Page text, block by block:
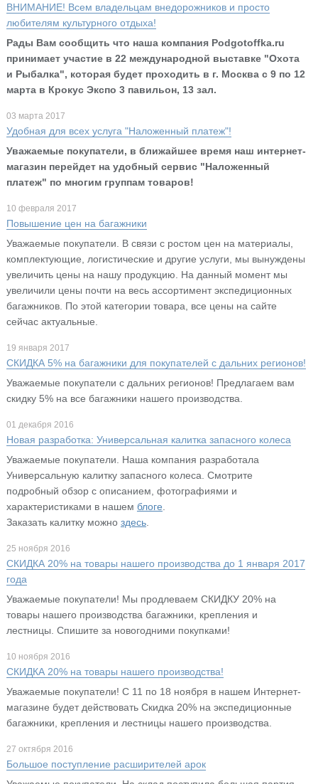
ВНИМАНИЕ! Всем владельцам внедорожников и просто
любителям культурного отдыха!
Рады Вам сообщить что наша компания Podgotoffka.ru
принимает участие в 22 международной выставке "Охота
и Рыбалка", которая будет проходить в г. Москва с 9 по 12
марта в Крокус Экспо 3 павильон, 13 зал.
03 марта 2017
Удобная для всех услуга "Наложенный платеж"!
Уважаемые покупатели, в ближайшее время наш интернет-
магазин перейдет на удобный сервис "Наложенный
платеж" по многим группам товаров!
10 февраля 2017
Повышение цен на багажники
Уважаемые покупатели. В связи с ростом цен на материалы,
комплектующие, логистические и другие услуги, мы вынуждены
увеличить цены на нашу продукцию. На данный момент мы
увеличили цены почти на весь ассортимент экспедиционных
багажников. По этой категории товара, все цены на сайте
сейчас актуальные.
19 января 2017
СКИДКА 5% на багажники для покупателей с дальних регионов!
Уважаемые покупатели с дальних регионов! Предлагаем вам
скидку 5% на все багажники нашего производства.
01 декабря 2016
Новая разработка: Универсальная калитка запасного колеса
Уважаемые покупатели. Наша компания разработала
Универсальную калитку запасного колеса. Смотрите
подробный обзор с описанием, фотографиями и
характеристиками в нашем блоге
Заказать калитку можно здесь.
25 ноября 2016
СКИДКА 20% на товары нашего производства до 1 января 2017
года
Уважаемые покупатели! Мы продлеваем СКИДКУ 20% на
товары нашего производства багажники, крепления и
лестницы. Спишите за новогодними покупками!
10 ноября 2016
СКИДКА 20% на товары нашего производства!
Уважаемые покупатели! С 11 по 18 ноября в нашем Интернет-
магазине будет действовать Скидка 20% на экспедиционные
багажники, крепления и лестницы нашего производства.
27 октября 2016
Большое поступление расширителей арок